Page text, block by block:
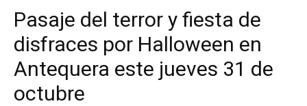
Pasaje del terror y fiesta de
disfraces por Halloween en
Antequera este jueves 31 de
octubre